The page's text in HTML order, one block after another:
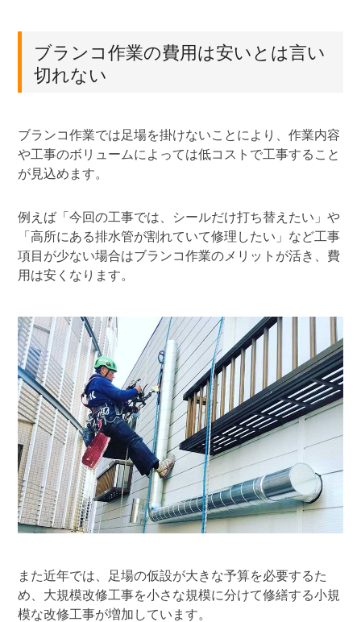
ブランコ作業の費用は安いとは言い
切れない
ブランコ作業では足場を掛けないことにより、作業内容
や工事のボリュームによっては低コストで工事すること
が見込めます。
例えば「今回の工事では、シールだけ打ち替えたい」や
「高所にある排水管が割れていて修理したい」など工事
項目が少ない場合はブランコ作業のメリットが活き、費
用は安くなります。
また近年では、足場の仮設が大きな予算を必要するた
め、大規模改修工事を小さな規模に分けて修繕する小規
模な改修工事が増加しています。